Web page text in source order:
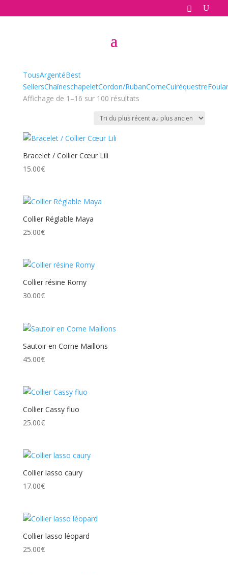
TousArgentéBest
SellersChaîneschapeletCordon/RubanCorneCuiréquestre
Affichage de 1–16 sur 100 résultatsTrié
plus
Bracelet / Collier Cœur Lili
15.00€
Collier Réglable Maya
25.00€
Collier résine Romy
30.00€
Sautoir en Corne Maillons
45.00€
Collier Cassy fluo
25.00€
Collier lasso caury
17.00€
Collier lasso léopard
25.00€